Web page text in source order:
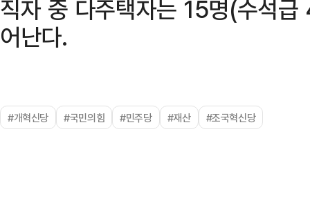
직자 중 다주택자는 15명(수석급
어난다.
#개혁신당 #국민의힘 #민주당 #재산 #조국혁신당